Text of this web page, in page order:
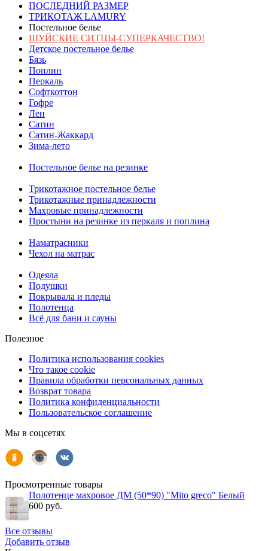
ПОСЛЕДНИЙ РАЗМЕР
ТРИКОТАЖ LAMURY
Постельное белье
ШУЙСКИЕ СИТЦЫ-СУПЕРКАЧЕСТВО!
Детское постельное белье
Бязь
Поплин
Перкаль
Софткоттон
Гофре
Лен
Сатин
Сатин-Жаккард
Зима-лето
Постельное белье на резинке
Трикотажное постельное белье
Трикотажные принадлежности
Махровые принадлежности
Простыни на резинке из перкаля и поплина
Наматрасники
Чехол на матрас
Одеяла
Подушки
Покрывала и пледы
Полотенца
Всё для бани и сауны
Полезное
Политика использования cookies
Что такое cookie
Правила обработки персональных данных
Возврат товара
Политика конфиденциальности
Пользовательское соглашение
Мы в соцсетях
Просмотренные товары
Полотенце махровое ДМ (50*90) "Mito greco" Белый
600 руб.
Все отзывы
Добавить отзыв